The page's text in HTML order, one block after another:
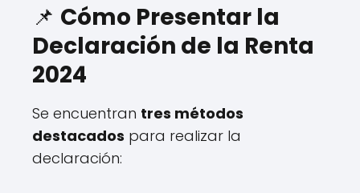
📌 Cómo Presentar la
Declaración de la Renta
2024
Se encuentran tres métodos
destacados para realizar la
declaración: